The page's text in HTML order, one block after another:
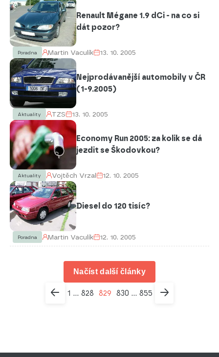
Renault Mégane 1.9 dCi - na co si
dát pozor?
Poradna Martin Vaculík 13. 10. 2005
Nejprodávanější automobily v ČR
(1-9.2005)
Aktuality TZS 13. 10. 2005
Economy Run 2005: za kolik se dá
jezdit se Škodovkou?
Aktuality Vojtěch Vrzal 12. 10. 2005
Diesel do 120 tisíc?
Poradna Martin Vaculík 12. 10. 2005
Načíst další články
1 ... 828 829 830 ... 855